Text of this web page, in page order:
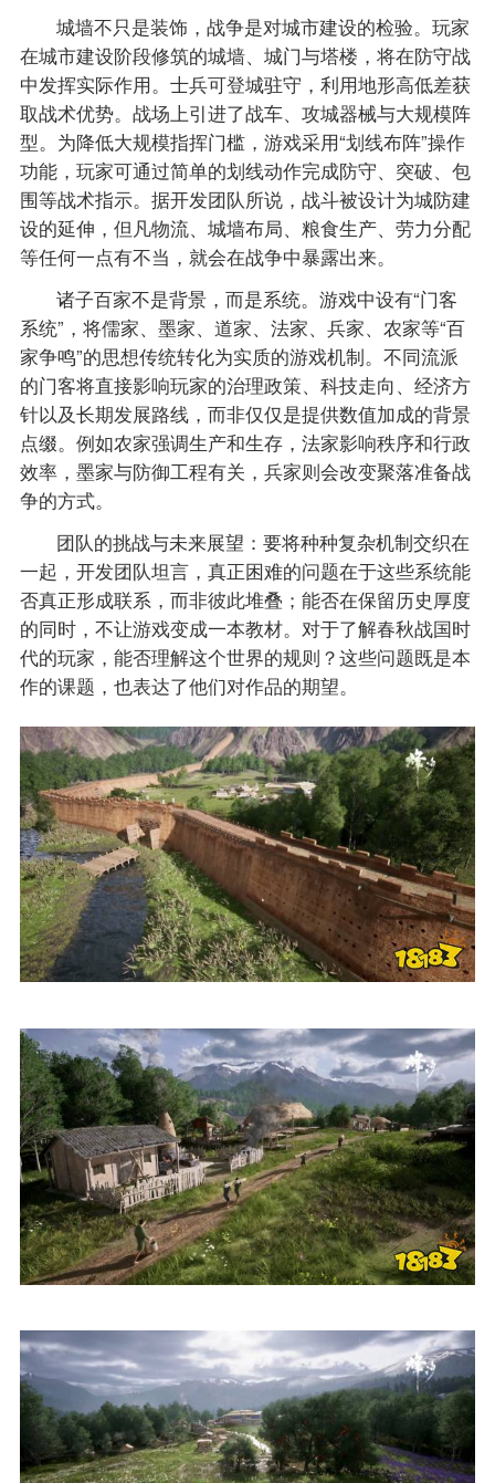
城墙不只是装饰，战争是对城市建设的检验。玩家
在城市建设阶段修筑的城墙、城门与塔楼，将在防守战
中发挥实际作用。士兵可登城驻守，利用地形高低差获
取战术优势。战场上引进了战车、攻城器械与大规模阵
型。为降低大规模指挥门槛，游戏采用“划线布阵”操作
功能，玩家可通过简单的划线动作完成防守、突破、包
围等战术指示。据开发团队所说，战斗被设计为城防建
设的延伸，但凡物流、城墙布局、粮食生产、劳力分配
等任何一点有不当，就会在战争中暴露出来。
诸子百家不是背景，而是系统。游戏中设有“门客
系统”，将儒家、墨家、道家、法家、兵家、农家等“百
家争鸣”的思想传统转化为实质的游戏机制。不同流派
的门客将直接影响玩家的治理政策、科技走向、经济方
针以及长期发展路线，而非仅仅是提供数值加成的背景
点缀。例如农家强调生产和生存，法家影响秩序和行政
效率，墨家与防御工程有关，兵家则会改变聚落准备战
争的方式。
团队的挑战与未来展望：要将种种复杂机制交织在
一起，开发团队坦言，真正困难的问题在于这些系统能
否真正形成联系，而非彼此堆叠；能否在保留历史厚度
的同时，不让游戏变成一本教材。对于了解春秋战国时
代的玩家，能否理解这个世界的规则？这些问题既是本
作的课题，也表达了他们对作品的期望。